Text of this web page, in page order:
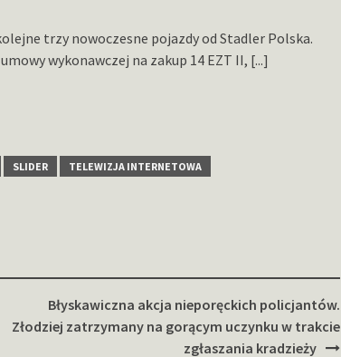
trzy nowoczesne pojazdy od Stadler Polska.
wykonawczej na zakup 14 EZT II, [...]
SLIDER
TELEWIZJA INTERNETOWA
Błyskawiczna akcja nieporęckich policjantów.
Złodziej zatrzymany na gorącym uczynku w trakcie
zgłaszania kradzieży